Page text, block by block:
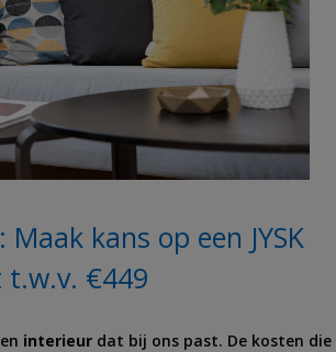
Maak kans op een JYSK
€449
interieur dat bij ons past. De kosten die